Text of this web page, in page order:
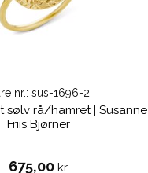
nr.: sus-1696-2
sølv rå/hamret | Susanne
Friis Bjørner
675,00 kr.